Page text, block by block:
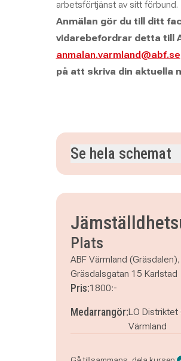
arbetsförtjänst av sitt förbund.
Anmälan gör du till ditt
vidarebefordrar detta till
anmalan.varmland@abf.se
på att skriva din aktuella
Se hela schemat
Plats
ABF Värmland (Gräsdalen),
Gräsdalsgatan 15 Karlstad
Pris:1800:-
Medarrangör:LO Distriktet
Värmland